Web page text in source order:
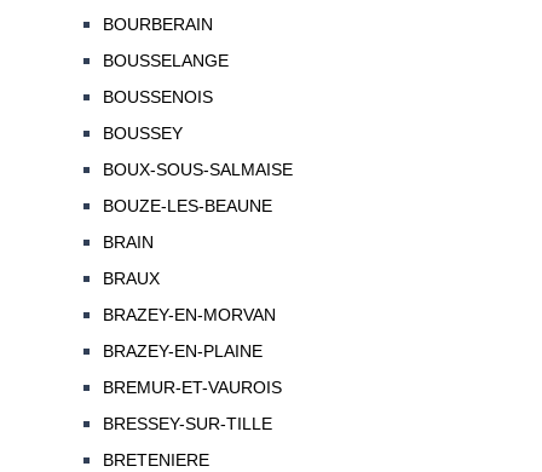
BOURBERAIN
BOUSSELANGE
BOUSSENOIS
BOUSSEY
BOUX-SOUS-SALMAISE
BOUZE-LES-BEAUNE
BRAIN
BRAUX
BRAZEY-EN-MORVAN
BRAZEY-EN-PLAINE
BREMUR-ET-VAUROIS
BRESSEY-SUR-TILLE
BRETENIERE